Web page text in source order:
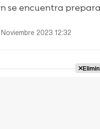
se encuentra
2023 12:32